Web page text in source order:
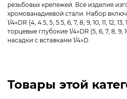
резьбовых крепежей. Все изделия
хромованадиевой стали. Набор
1/4»DR (4, 4.5, 5, 5.5, 6, 7, 8, 9, 10, 11, 12,
торцевые глубокие 1/4»DR (5, 6, 7, 8, 9,
насадки с вставками 1/4»D.
Товары этой